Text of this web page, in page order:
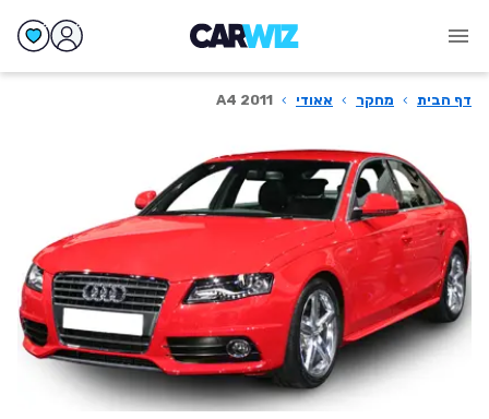
דף הבית › מחקר › אאודי ›
A4 2011